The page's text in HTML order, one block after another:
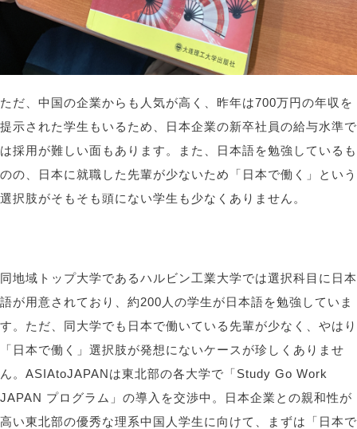
ただ、中国の企業からも人気が高く、昨年は700万円の年収を
提示された学生もいるため、日本企業の新卒社員の給与水準で
は採用が難しい面もあります。また、日本語を勉強しているも
のの、日本に就職した先輩が少ないため「日本で働く」という
選択肢がそもそも頭にない学生も少なくありません。
同地域トップ大学であるハルビン工業大学では選択科目に日本
語が用意されており、約200 人の学生が日本語を勉強していま
す。ただ、同大学でも日本で働いている先輩が少なく、やはり
「日本で働く」選択肢が発想にないケースが珍しくありませ
ん。 ASIAtoJAPANは東北部の各大学で「Study Go Work
JAPAN プログラム」の導入を交渉中。日本企業との親和性が
高い東北部の優秀な理系中国人学生に向けて、まずは「日本で